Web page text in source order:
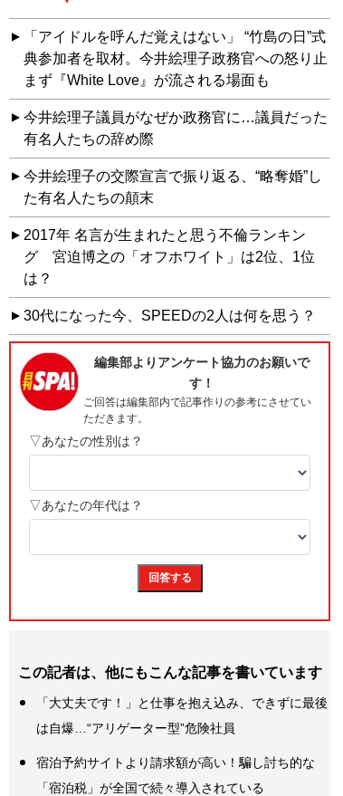
「アイドルを呼んだ覚えはない」 “竹島の日”式
典参加者を取材。今井絵理子政務官への怒り止
まず『White Love』が流される場面も
今井絵理子議員がなぜか政務官に…議員だった
有名人たちの辞め際
今井絵理子の交際宣言で振り返る、“略奪婚”し
た有名人たちの顛末
2017年 名言が生まれたと思う不倫ランキン
グ 宮迫博之の「オフホワイト」は2位、1位
は？
30代になった今、SPEEDの2人は何を思う？
この記者は、他にもこんな記事を書いています
「大丈夫です！」と仕事を抱え込み、できずに最後
は自爆…“アリゲーター型”危険社員
宿泊予約サイトより請求額が高い！騙し討ち的な
「宿泊税」が全国で続々導入されている